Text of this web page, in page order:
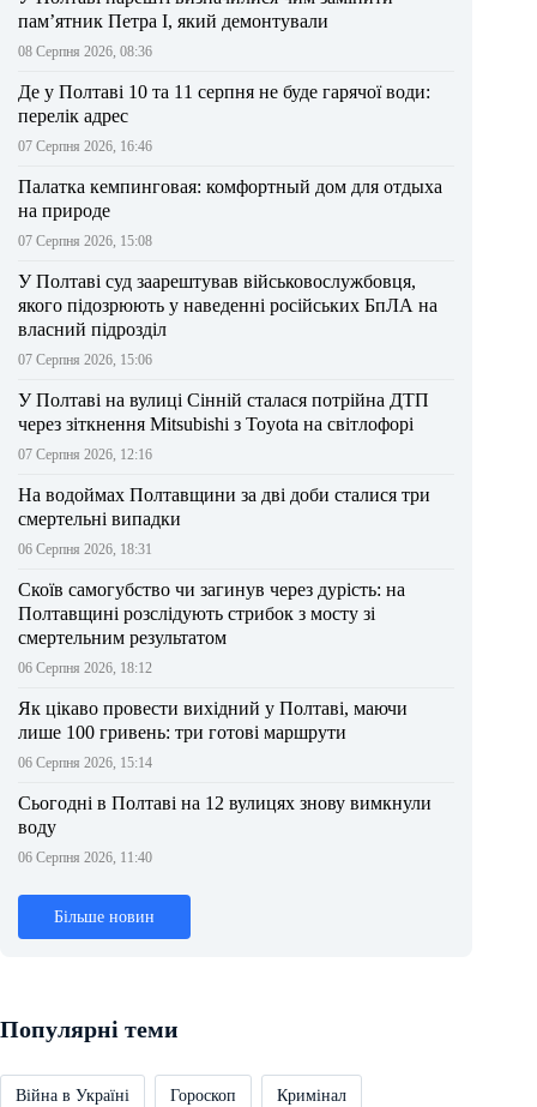
пам’ятник Петра І, який демонтували
08 Серпня 2026, 08:36
Де у Полтаві 10 та 11 серпня не буде гарячої води:
перелік адрес
07 Серпня 2026, 16:46
Палатка кемпинговая: комфортный дом для отдыха
на природе
07 Серпня 2026, 15:08
У Полтаві суд заарештував військовослужбовця,
якого підозрюють у наведенні російських БпЛА на
власний підрозділ
07 Серпня 2026, 15:06
У Полтаві на вулиці Сінній сталася потрійна ДТП
через зіткнення Mitsubishi з Toyota на світлофорі
07 Серпня 2026, 12:16
На водоймах Полтавщини за дві доби сталися три
смертельні випадки
06 Серпня 2026, 18:31
Скоїв самогубство чи загинув через дурість: на
Полтавщині розслідують стрибок з мосту зі
смертельним результатом
06 Серпня 2026, 18:12
Як цікаво провести вихідний у Полтаві, маючи
лише 100 гривень: три готові маршрути
06 Серпня 2026, 15:14
Сьогодні в Полтаві на 12 вулицях знову вимкнули
воду
06 Серпня 2026, 11:40
Більше новин
Популярні теми
Війна в Україні Гороскоп Кримінал